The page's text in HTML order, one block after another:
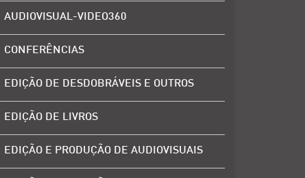
AUDIOVISUAL-VIDEO360
CONFERÊNCIAS
EDIÇÃO DE DESDOBRÁVEIS E OUTROS
EDIÇÃO DE LIVROS
EDIÇÃO E PRODUÇÃO DE AUDIOVISUAIS